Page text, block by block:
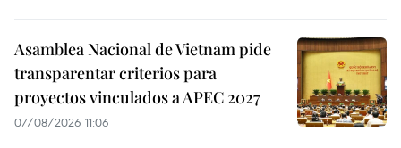
Asamblea Nacional de Vietnam pide
transparentar criterios para
proyectos vinculados a APEC 2027
07/08/2026 11:06